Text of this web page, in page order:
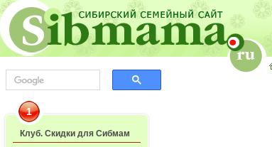
1
Клуб. Скидки для Сибмам